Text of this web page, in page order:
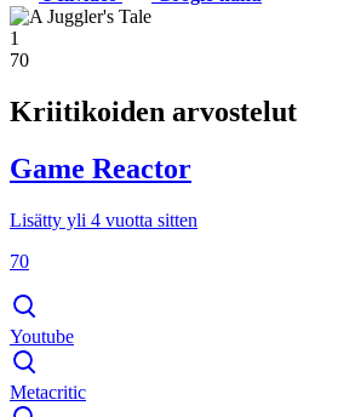
1
70
Kriitikoiden arvostelut
Game Reactor
Lisätty yli 4 vuotta sitten
70
Youtube
Metacritic